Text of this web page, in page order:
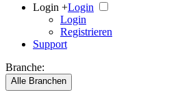
Login +Login
Login
Registrieren
Support
Branche:
Alle Branchen